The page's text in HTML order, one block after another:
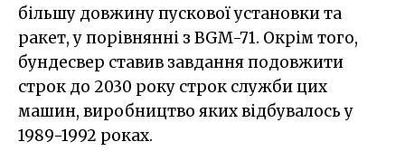
більшу довжину пускової установки та
ракет, у порівнянні з BGM-71. Окрім того,
бундесвер ставив завдання подовжити
строк до 2030 року строк служби цих
машин, виробництво яких відбувалось у
1989-1992 роках.